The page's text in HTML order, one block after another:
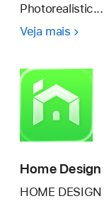
Photorealistic...
Veja mais 4Plan
&
Planner
Home
HOME